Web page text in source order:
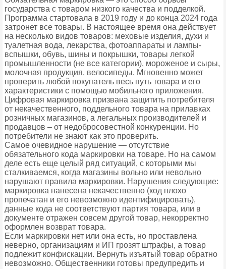
государства с товаром низкого качества и подделкой.
Программа стартовала в 2019 году и до конца 2024 года
затронет все товары. В настоящее время она действует
на несколько видов товаров: меховые изделия, духи и
туалетная вода, лекарства, фотоаппараты и лампы-
вспышки, обувь, шины и покрышки, товары легкой
промышленности (не все категории), мороженое и сыры,
молочная продукция, велосипеды. Мгновенно может
проверить любой покупатель весь путь товара и его
характеристики с помощью мобильного приложения.
Цифровая маркировка призвана защитить потребителя
от некачественного, поддельного товара на прилавках
розничных магазинов, а легальных производителей и
продавцов – от недобросовестной конкуренции. Но
потребители не знают как это проверить.
Самое очевидное нарушение — отсутствие
обязательного кода маркировки на товаре. Но на самом
деле есть еще целый ряд ситуаций, с которыми мы
сталкиваемся, когда магазины вольно или невольно
нарушают правила маркировки. Нарушения следующие:
маркировка нанесена некачественно (код плохо
пропечатан и его невозможно идентифицировать),
данные кода не соответствуют партия товара, или в
документе отражен совсем другой товар, некорректно
оформлен возврат товара.
Если маркировки нет или она есть, но проставлена
неверно, организациям и ИП грозят штрафы, а товар
подлежит конфискации. Вернуть изъятый товар обратно
невозможно. Общественники готовы предупредить и